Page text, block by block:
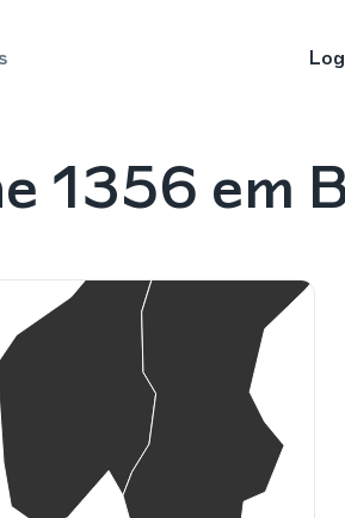
1356 em